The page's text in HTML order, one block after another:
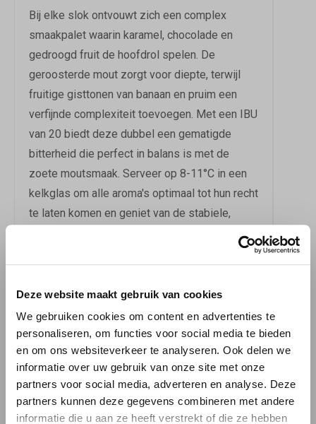
Deze website maakt gebruik van cookies
We gebruiken cookies om content en advertenties te
personaliseren, om functies voor social media te bieden
en om ons websiteverkeer te analyseren. Ook delen we
informatie over uw gebruik van onze site met onze
partners voor social media, adverteren en analyse. Deze
partners kunnen deze gegevens combineren met andere
informatie die u aan ze heeft verstrekt of die ze hebben
Bij elke slok ontvouwt zich een complex
smaakpalet waarin karamel, chocolade en
gedroogd fruit de hoofdrol spelen. De
geroosterde mout zorgt voor diepte, terwijl
fruitige gisttonen van banaan en pruim een
verfijnde complexiteit toevoegen. Met een IBU
van 20 biedt deze dubbel een gematigde
bitterheid die perfect in balans is met de
zoete moutsmaak. Serveer op 8-11°C in een
kelkglas om alle aroma's optimaal tot hun recht
te laten komen en geniet van de stabiele,
BEGELEIDER BIJ
HARTIGE GERECHTEN
St. Feuillien Bruin is een culinaire revelatie die
uitblinkt bij stoofpotjes, rood vlees en pittige,
belegen kazen. De rijke smaakstructuur
complementeert perfect de intense smaken